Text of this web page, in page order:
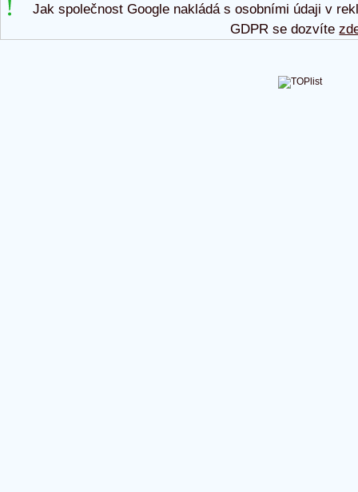
Jak společnost Google nakládá s osobními údaji v
GDPR se dozvíte